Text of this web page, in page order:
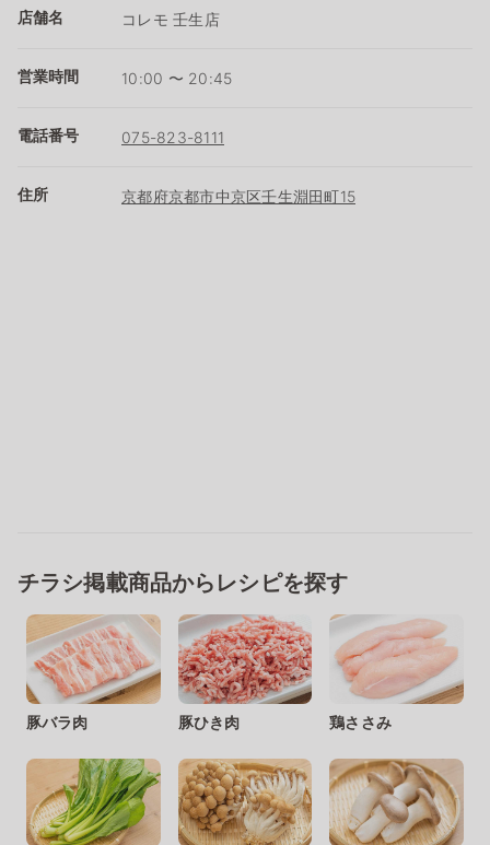
店舗名 コレモ 壬生店
営業時間 10:00 〜 20:45
電話番号 075-823-8111
住所 京都府京都市中京区壬生淵田町15
チラシ掲載商品からレシピを探す
豚バラ肉 豚ひき肉 鶏ささみ